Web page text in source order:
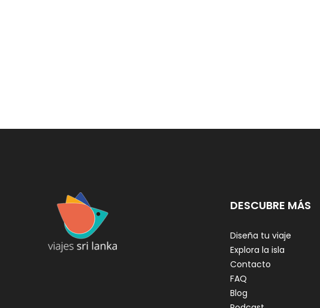
DESCUBRE MÁS
Diseña tu viaje
Explora la isla
Contacto
FAQ
Blog